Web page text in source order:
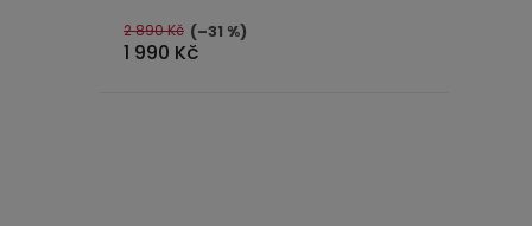
1 990 Kč
2 890 Kč (–31 %)